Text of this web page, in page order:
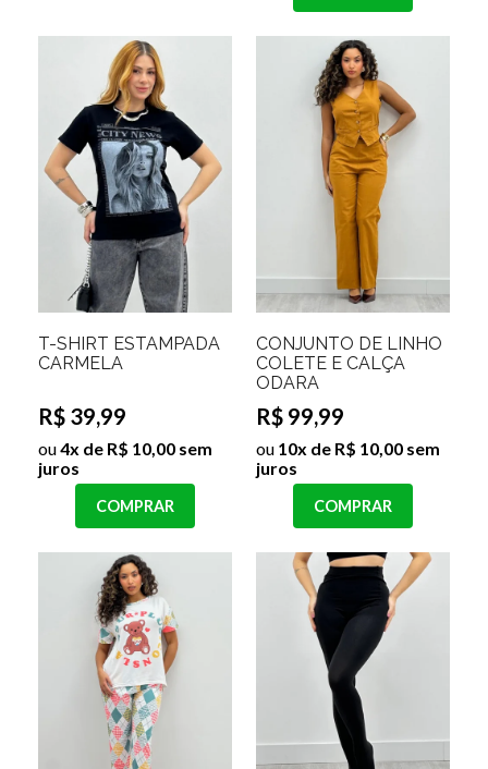
T-SHIRT ESTAMPADA
CARMELA
R$ 39,99
ou4x de R$ 10,00 sem
juros
COMPRAR
CONJUNTO DE LINHO
COLETE E CALÇA
ODARA
R$ 99,99
ou 10x de R$ 10,00 sem
juros
COMPRAR